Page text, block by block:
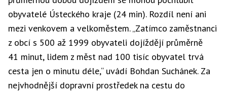
obyvatelé Ústeckého kraje (24 min). Rozdíl není ani
mezi venkovem a velkoměstem. „Zatímco zaměstnanci
z obcí s 500 až 1999 obyvateli dojíždějí průměrně
41 minut, lidem z měst nad 100 tisíc obyvatel trvá
cesta jen o minutu déle,“ uvádí Bohdan Suchánek. Za
nejvhodnější dopravní prostředek na cestu do